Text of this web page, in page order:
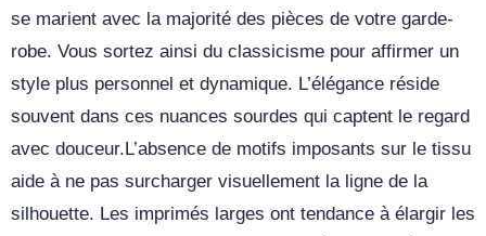
se marient avec la majorité des pièces de votre garde-
robe. Vous sortez ainsi du classicisme pour affirmer un
style plus personnel et dynamique. L’élégance réside
souvent dans ces nuances sourdes qui captent le regard
avec douceur.L’absence de motifs imposants sur le tissu
aide à ne pas surcharger visuellement la ligne de la
silhouette. Les imprimés larges ont tendance à élargir les